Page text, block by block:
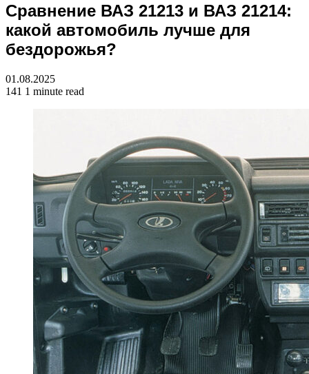
for
Сравнение ВАЗ 21213 и ВАЗ 21214:
какой автомобиль лучше для
бездорожья?
01.08.2025
141 1 minute read